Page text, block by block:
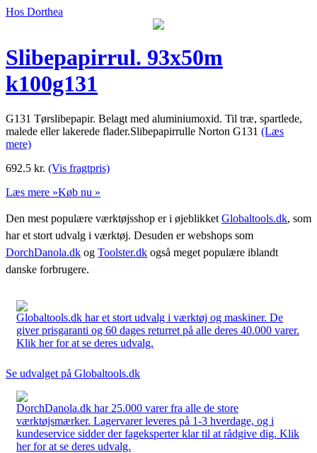
Hos Dorthea
Slibepapirrul. 93x50m
k100g131
G131 Tørslibepapir. Belagt med aluminiumoxid. Til træ, spartlede,
malede eller lakerede flader.Slibepapirrulle Norton G131 (Læs
mere)
692.5 kr. (Vis fragtpris)
Læs mere »Køb nu »
Den mest populære værktøjsshop er i øjeblikket Globaltools.dk, som
har et stort udvalg i værktøj. Desuden er webshops som
DorchDanola.dk og Toolster.dk også meget populære iblandt
danske forbrugere.
Globaltools.dk har et stort udvalg i værktøj og maskiner. De
giver prisgaranti og 60 dages returret på alle deres 40.000 varer.
Klik her for at se deres udvalg.
Se udvalget på Globaltools.dk
DorchDanola.dk har 25.000 varer fra alle de store
værktøjsmærker. Lagervarer leveres på 1-3 hverdage, og i
kundeservice sidder der fageksperter klar til at rådgive dig. Klik
her for at se deres udvalg.